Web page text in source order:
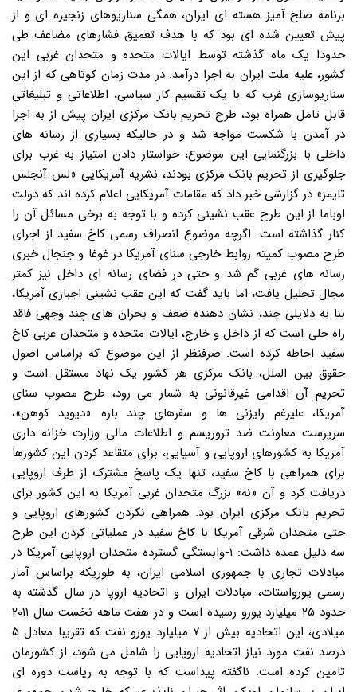
برنامه صلح آمیز هسته ای ایران، همگی سناریوهای زنجیره ای و از
پیش تعیین شده ای بود که با هدف تعمیق فشارهای مضاعف طی
حدودا یک ماه گذشته توسط ایالات متحده و متحدان غربی این
کشور، علیه ملت ایران به اجرا درآمد. در مدت زمان کوتاهی که از این
سناریوسازی غرب که با یک تقسیم کار سیاسی، اطلاعاتی و تبلیغاتی
قابل تامل همراه بود، طرح تحریم بانک مرکزی ایران پیش از به اجرا
در آمدن با شکست مواجه شد و در حالیکه بسیاری از رسانه های
داخلی با بزرگنمایی این موضوع، خواستار دادن امتیاز به غرب برای
جلوگیری از تحریم بانک مرکزی بودند، نشریه آمریکایی «لس آنجلس
تایمز» در گزارشی خبر داد که مقامات آمریکایی اعلام کرده اند که دولت
اوباما از این طرح عقب نشینی کرده و با توجه به برخی مسائل آن را
کنار گذاشته است. اگرچه موضوع انصراف رسمی کاخ سفید از اجرای
طرح مصوب کمیته روابط خارجی سنای آمریکا در غوغا و جنجال خبری
رسانه های غربی گم شد و حتی در فضای رسانه ای داخل نیز کمتر
مجال تحلیل یافت، اما باید گفت که این عقب نشینی اجباری آمریکا،
بنا به دلایلی چند، نشان دهنده ضعف و بحران های چند وجهی فاقد
راه حلی است که از داخل و خارج، ایالات متحده و متحدان غربی کاخ
سفید احاطه کرده است. صرفنظر از این موضوع که براساس اصول
حقوق بین الملل، بانک مرکزی هر کشور یک نهاد مستقل است و
تحریم آن اقدامی غیرقانونی به شمار می رود، طرح مصوب سنای
آمریکا، علیرغم رایزنی ها و سفرهای چند باره «دیوید کوهن»،
سرپرست معاونت ضد تروریسم و اطلاعات مالی وزارت خزانه داری
آمریکا به کشورهای اروپایی و آسیایی، برای متقاعد کردن این کشورها
برای همراهی با کاخ سفید، تنها یک پاسخ مشترک از طرف اروپایی
دریافت کرد و آن «نه» بزرگ متحدان غربی آمریکا به این کشور برای
تحریم بانک مرکزی ایران بود. همراهی نکردن کشورهای اروپایی و
حتی متحدان شرقی آمریکا با کاخ سفید در عملیاتی کردن این طرح
سه دلیل عمده داشت: ۱-وابستگی گسترده متحدان اروپایی آمریکا در
مبادلات تجاری با جمهوری اسلامی ایران، به طوریکه براساس آمار
رسمی یورواستات، مبادلات ایران و اتحادیه اروپا در سال گذشته به
حدود ۲۵ میلیارد یورو رسیده است و در هفت ماهه نخست سال ۲۰۱۱
میلادی، این اتحادیه بیش از ۷ میلیارد یورو نفت که تقریبا معادل ۵
درصد نفت مورد نیاز اتحادیه اروپایی را شامل می شود، از کشورمان
تامین کرده است. ناگفته پیداست که با توجه به ریاست دوره ای